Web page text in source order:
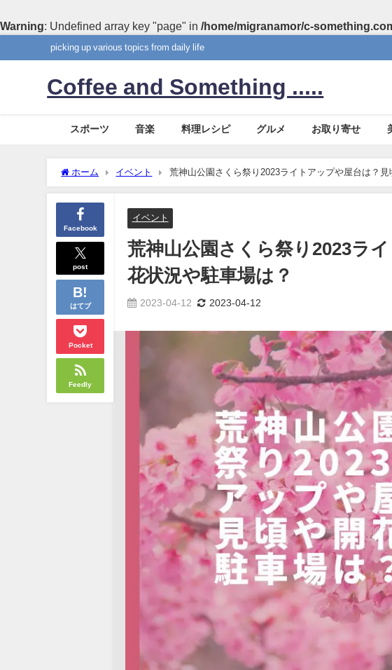
Warning: Undefined array key "page" in /home/migranamor/c-
picking up various topics from daily life
Coffee and Something .....
スポーツ 音楽 料理レシピ グルメ お取り寄せ
ホーム イベント 荒神山公園さくら祭り2023ライトアップや屋台は？見
Facebook
post
はてブ
Pocket
Feedly
イベント
荒神山公園さくら祭り2023ラ
花状況や駐車場は？
2023-04-12 2023-04-12